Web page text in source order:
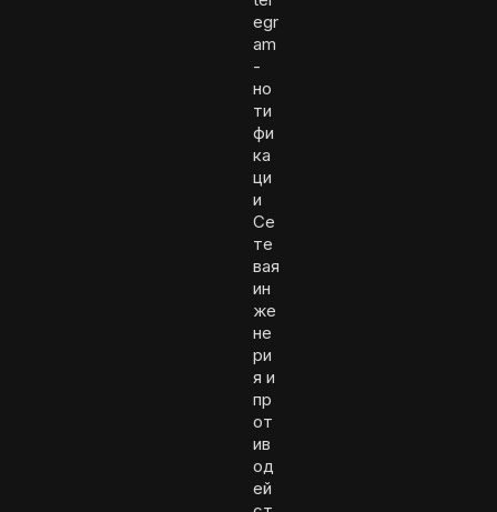
egr
am
-
но
ти
фи
ка
ци
и
Се
те
вая
ин
же
не
ри
я и
пр
от
ив
од
ей